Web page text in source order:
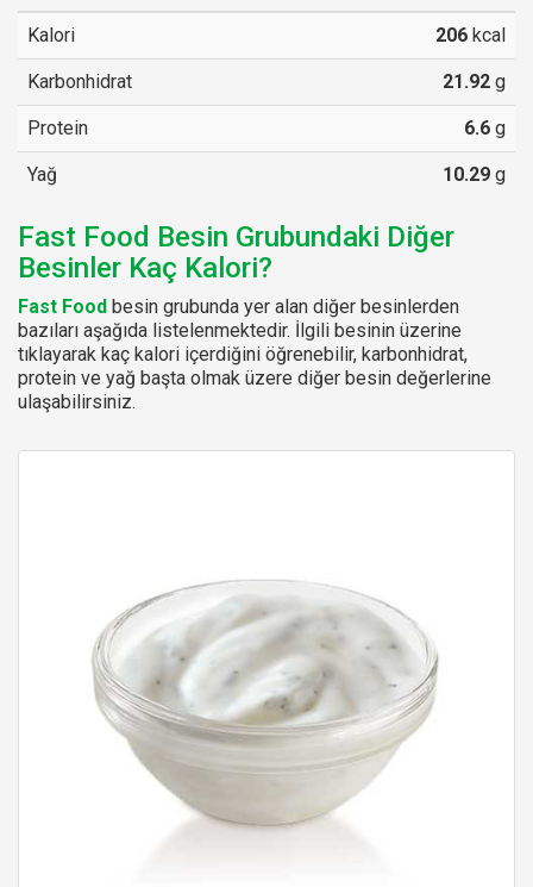
Kalori 206 kcal
Karbonhidrat 21.92 g
Protein 6.6 g
Yağ 10.29 g
Fast Food Besin Grubundaki Diğer
Besinler Kaç Kalori?
Fast Food besin grubunda yer alan diğer besinlerden
bazıları aşağıda listelenmektedir. İlgili besinin üzerine
tıklayarak kaç kalori içerdiğini öğrenebilir, karbonhidrat,
protein ve yağ başta olmak üzere diğer besin değerlerine
ulaşabilirsiniz.